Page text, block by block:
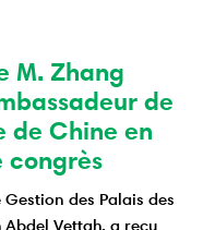
M. Zhang
de
de Chine en
congrès
des Palais des
Vettah, a reçu